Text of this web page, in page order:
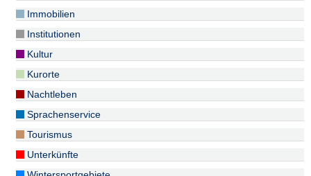
Immobilien
Institutionen
Kultur
Kurorte
Nachtleben
Sprachenservice
Tourismus
Unterkünfte